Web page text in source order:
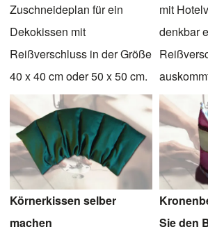
Zuschneideplan für ein
Dekokissen mit
Reißverschluss in der Größe
40 x 40 cm oder 50 x 50 cm.
mit
denkbar
Körnerkissen selber
machen
Sie den